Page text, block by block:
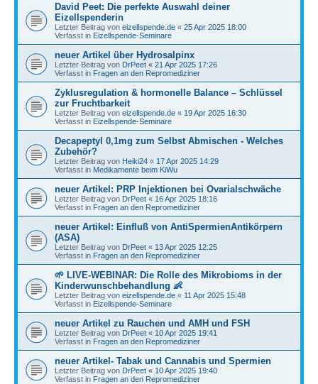
David Peet: Die perfekte Auswahl deiner
Eizellspenderin
Letzter Beitrag von eizellspende.de « 25 Apr 2025 18:00
Verfasst in Eizellspende-Seminare
neuer Artikel über Hydrosalpinx
Letzter Beitrag von DrPeet « 21 Apr 2025 17:26
Verfasst in Fragen an den Repromediziner
Zyklusregulation & hormonelle Balance – Schlüssel
zur Fruchtbarkeit
Letzter Beitrag von eizellspende.de « 19 Apr 2025 16:30
Verfasst in Eizellspende-Seminare
Decapeptyl 0,1mg zum Selbst Abmischen - Welches
Zubehör?
Letzter Beitrag von Heiki24 « 17 Apr 2025 14:29
Verfasst in Medikamente beim KiWu
neuer Artikel: PRP Injektionen bei Ovarialschwäche
Letzter Beitrag von DrPeet « 16 Apr 2025 18:16
Verfasst in Fragen an den Repromediziner
neuer Artikel: Einfluß von AntiSpermienAntikörpern
(ASA)
Letzter Beitrag von DrPeet « 13 Apr 2025 12:25
Verfasst in Fragen an den Repromediziner
🌱 LIVE-WEBINAR: Die Rolle des Mikrobioms in der
Kinderwunschbehandlung 👶
Letzter Beitrag von eizellspende.de « 11 Apr 2025 15:48
Verfasst in Eizellspende-Seminare
neuer Artikel zu Rauchen und AMH und FSH
Letzter Beitrag von DrPeet « 10 Apr 2025 19:41
Verfasst in Fragen an den Repromediziner
neuer Artikel- Tabak und Cannabis und Spermien
Letzter Beitrag von DrPeet « 10 Apr 2025 19:40
Verfasst in Fragen an den Repromediziner